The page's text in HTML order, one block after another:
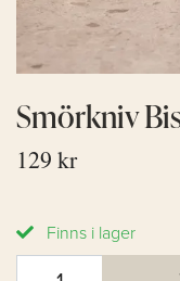
Smörkniv
129 kr
Finns i lager